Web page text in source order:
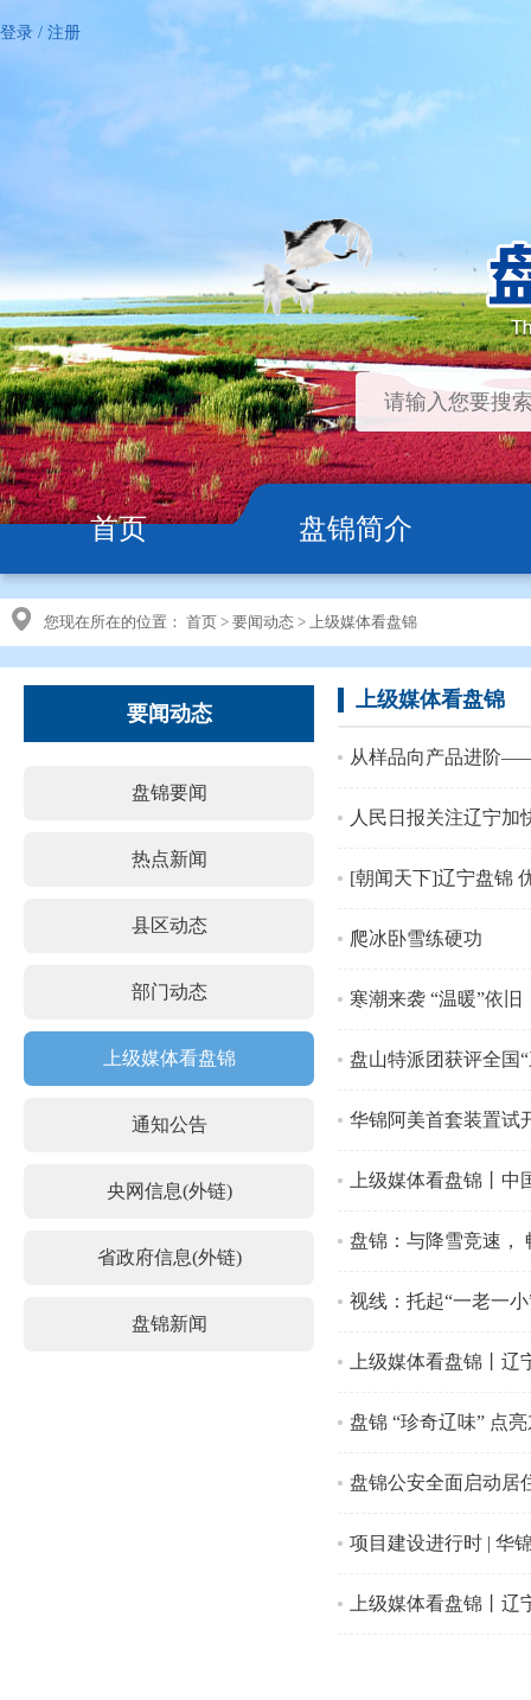
登录 / 注册
首页 盘锦简介
您现在所在的位置： 首页 > 要闻动态 > 上级媒体看盘锦
要闻动态
盘锦要闻
热点新闻
县区动态
部门动态
上级媒体看盘锦
通知公告
央网信息(外链)
省政府信息(外链)
盘锦新闻
上级媒体看盘锦
从样品向产品进阶
人民日报关注辽宁加
[朝闻天下]辽宁盘锦
爬冰卧雪练硬功
寒潮来袭 “温暖”依旧
盘山特派团获评全国
华锦阿美首套装置试
上级媒体看盘锦丨
盘锦：与降雪竞速，
视线：托起“一老一
上级媒体看盘锦丨
盘锦 “珍奇辽味” 点
盘锦公安全面启动居
项目建设进行时 | 华
上级媒体看盘锦丨